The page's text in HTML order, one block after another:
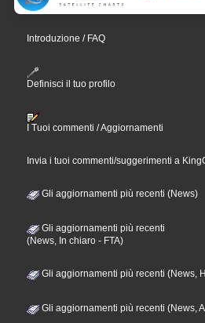
Introduzione / FAQ
Definisci il tuo profilo
I Tuoi commenti / Aggiornamenti
Invia i tuoi commenti/suggerimenti a
Gli aggiornamenti più recenti (News)
Gli aggiornamenti più recenti
(News, In chiaro - FTA)
Gli aggiornamenti più recenti (News,
Gli aggiornamenti più recenti (News,